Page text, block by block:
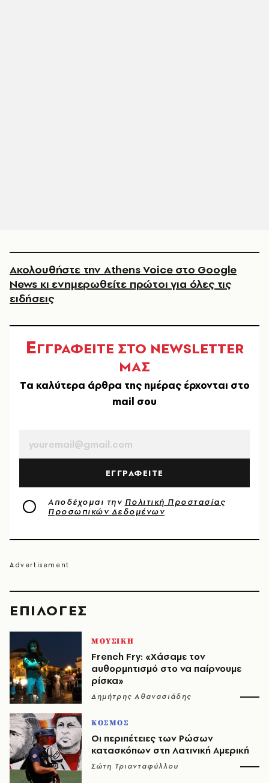
EΠΙΛΟΓΈΣ
ΜΟΥΣΙΚΗ
French Fry: «Χάσαμε τον
αυθορμητισμό στο να παίρνουμε
ρίσκα»
Δημήτρης Αθανασιάδης
ΚΟΣΜΟΣ
Οι περιπέτειες των Ρώσων
κατασκόπων στη Λατινική Αμερική
Σώτη Τριανταφύλλου
Ακολουθήστε την Athens Voice στο Google
News κι ενημερωθείτε πρώτοι για όλες τις
ειδήσεις
ΕΓΓΡΑΦΕΙΤΕ ΣΤΟ NEWSLETTER
ΜΑΣ
Tα καλύτερα άρθρα της ημέρας έρχονται στο
mail σου
ΕΓΓΡΑΦΕΙΤΕ
Αποδέχομαι την Πολιτική Προστασίας
Προσωπικών Δεδομένων